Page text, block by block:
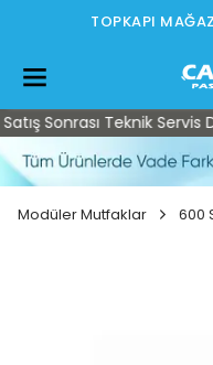
TOPKAPI
Sonrası Teknik Servis
Modüler Mutfaklar 600